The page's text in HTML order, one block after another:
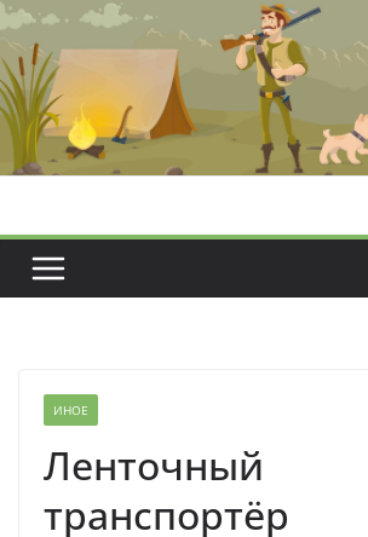
Перейти
содержимому
ИНОЕ
Ленточный
транспортёр